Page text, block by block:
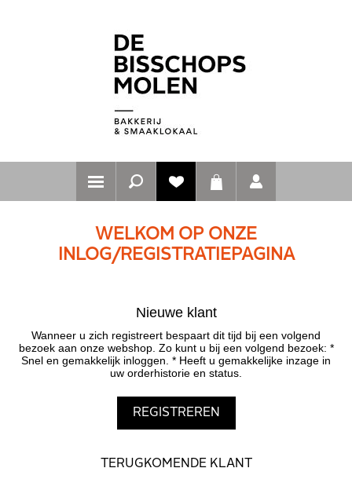
WELKOM OP ONZE
INLOG/REGISTRATIEPAGINA
Nieuwe klant
Wanneer u zich registreert bespaart dit tijd bij een volgend
bezoek aan onze webshop. Zo kunt u bij een volgend bezoek: *
Snel en gemakkelijk inloggen. * Heeft u gemakkelijke inzage in
uw orderhistorie en status.
TERUGKOMENDE KLANT